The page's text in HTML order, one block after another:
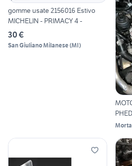
gomme usate 2156016 Estivo
MICHELIN - PRIMACY 4 -
30 €
San Giuliano Milanese(MI)